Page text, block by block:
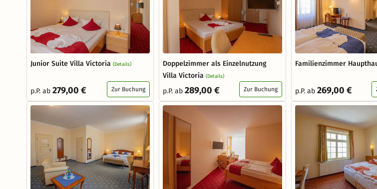
Junior Suite Villa Victoria (Details)
p.P. ab 279,00 € Zur Buchung
Doppelzimmer als Einzelnutzung
Villa Victoria (Details)
p.P. ab 289,00 € Zur Buchung
Familienzimmer
p.P. ab 269,00 €